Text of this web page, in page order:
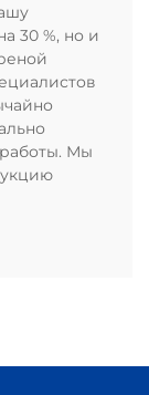
30 %, но и
Мы